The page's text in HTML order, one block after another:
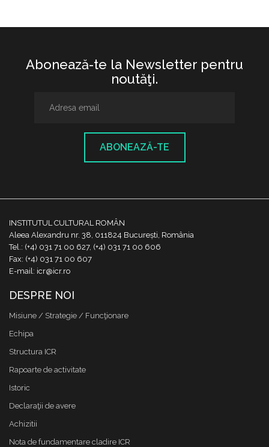
Abonează-te la Newsletter pentru
noutăţi.
ABONEAZĂ-TE
INSTITUTUL CULTURAL ROMÂN
Aleea Alexandru nr. 38, 011824 București, România
Tel.: (+4) 031 71 00 627, (+4) 031 71 00 606
Fax: (+4) 031 71 00 607
E-mail: icr@icr.ro
DESPRE NOI
Misiune / Strategie / Funcţionare
Echipa
Structura ICR
Rapoarte de activitate
Istoric
Declaraţii de avere
Achizitii
Nota de fundamentare cladire ICR